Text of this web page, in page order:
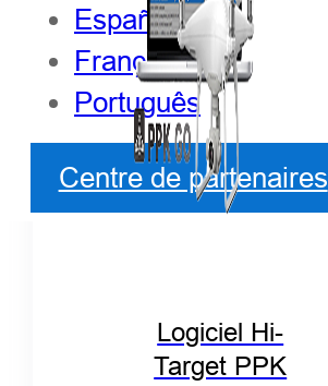
Logiciel Hi-
Target PPK
Español
Français
Português
Centre de partenaires